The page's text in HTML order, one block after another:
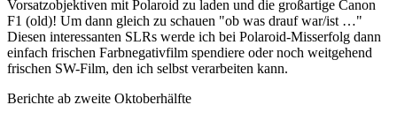
Vorsatzobjektiven mit Polaroid zu laden und die großartige Canon
F1 (old)! Um dann gleich zu schauen "ob was drauf war/ist …"
Diesen interessanten SLRs werde ich bei Polaroid-Misserfolg dann
einfach frischen Farbnegativfilm spendiere oder noch weitgehend
frischen SW-Film, den ich selbst verarbeiten kann.
Berichte ab zweite Oktoberhälfte